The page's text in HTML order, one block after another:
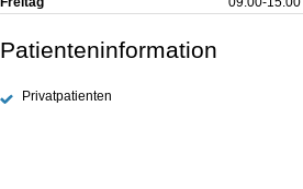
Patienteninformation
Privatpatienten